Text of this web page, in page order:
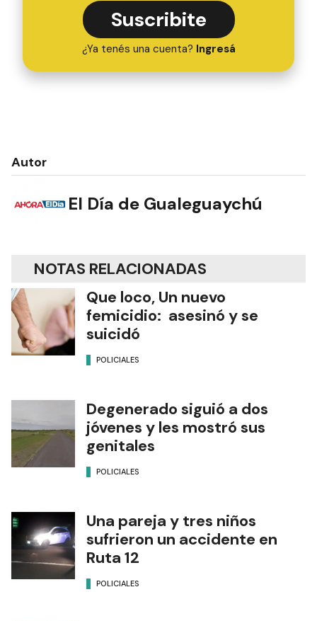
Suscribite
¿Ya tenés una cuenta? Ingresá
Autor
El Día de Gualeguaychú
NOTAS RELACIONADAS
Que loco, Un nuevo
femicidio: asesinó y se
suicidó
POLICIALES
Degenerado siguió a dos
jóvenes y les mostró sus
genitales
POLICIALES
Una pareja y tres niños
sufrieron un accidente en
Ruta 12
POLICIALES